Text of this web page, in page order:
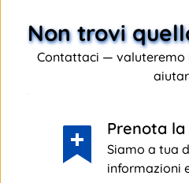
Contattaci — valuteremo
Prenota
Siamo a tua
informazioni